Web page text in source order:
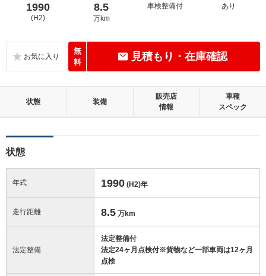
1990
(H2)
8.5
万km
車検整備付
あり
無
料
見積もり・在庫確認
状態 装備
販売店
情報
車種
スペック
状態
年式 1990 (H2)年
走行距離 8.5 万km
法定整備
法定整備付
法定24ヶ月点検付※貨物など一部車両は12ヶ月
点検